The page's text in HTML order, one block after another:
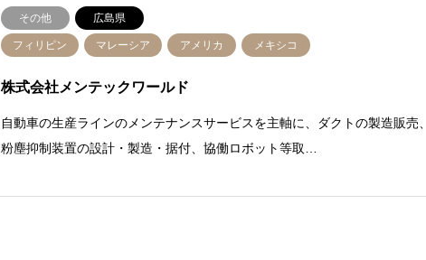
その他 広島県
フィリピン マレーシア アメリカ メキシコ
株式会社メンテックワールド
自動車の生産ラインのメンテナンスサービスを主軸に、ダクトの製造販売、
粉塵抑制装置の設計・製造・据付、協働ロボット等取…